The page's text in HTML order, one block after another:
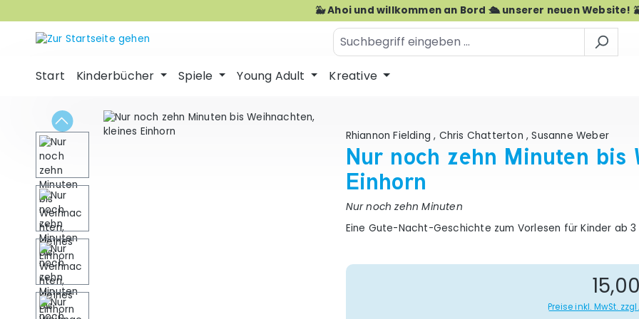
🐳 Ahoi und willkommen an Bord 🛳️ unserer neuen Website!
Start Kinderbücher Spiele Young Adult Kreative
Bildergalerie überspringen
Rhiannon Fielding, Chris Chatterton,Susanne Weber
Nur noch zehn Minuten bis
Einhorn
Nur noch zehn Minuten
Eine Gute-Nacht-Geschichte zum Vorlesen für Kinder ab 3
Preise inkl. MwSt.